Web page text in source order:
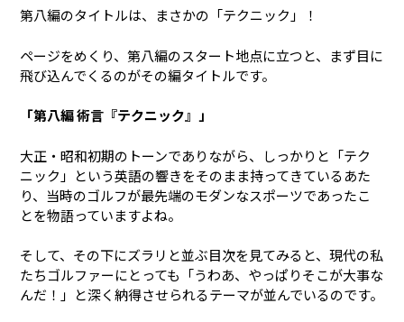
第八編のタイトルは、まさかの「テクニック」！
ページをめくり、第八編のスタート地点に立つと、まず目に
飛び込んでくるのがその編タイトルです。
「第八編 術言『テクニック』」
大正・昭和初期のトーンでありながら、しっかりと「テク
ニック」という英語の響きをそのまま持ってきているあた
り、当時のゴルフが最先端のモダンなスポーツであったこ
とを物語っていますよね。
そして、その下にズラリと並ぶ目次を見てみると、現代の私
たちゴルファーにとっても「うわあ、やっぱりそこが大事な
んだ！」と深く納得させられるテーマが並んでいるのです。